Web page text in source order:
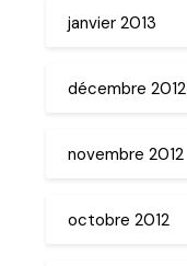
janvier 2013
décembre 2012
novembre 2012
octobre 2012